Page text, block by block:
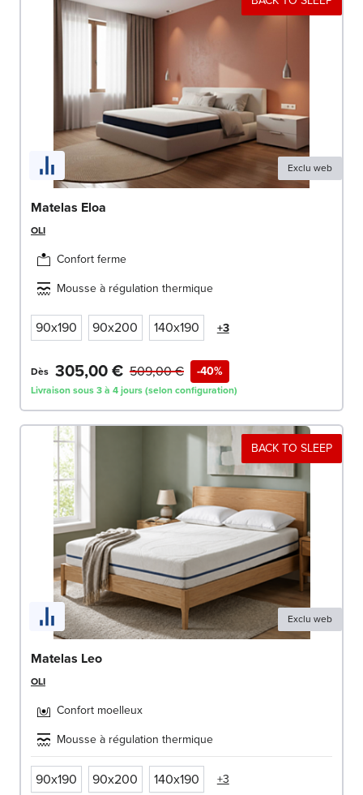
Exclu web
Matelas Eloa
OLI
Confort ferme
Mousse à régulation thermique
90x190 90x200 140x190 +3
Dès 305,00 € -40%
509,00 €
Livraison sous 3 à 4 jours (selon configuration)
BACK TO SLEEP
Exclu web
Matelas Leo
OLI
Confort moelleux
Mousse à régulation thermique
90x190 90x200 140x190 +3